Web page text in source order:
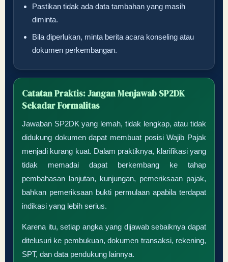
Pastikan tidak ada data tambahan yang masih
diminta.
Bila diperlukan, minta berita acara konseling atau
dokumen perkembangan.
Catatan Praktis: Jangan Menjawab SP2DK
Sekadar Formalitas
Jawaban SP2DK yang lemah, tidak lengkap, atau tidak
didukung dokumen dapat membuat posisi Wajib Pajak
menjadi kurang kuat. Dalam praktiknya, klarifikasi yang
tidak memadai dapat berkembang ke tahap
pembahasan lanjutan, kunjungan, pemeriksaan pajak,
bahkan pemeriksaan bukti permulaan apabila terdapat
indikasi yang lebih serius.
Karena itu, setiap angka yang dijawab sebaiknya dapat
ditelusuri ke pembukuan, dokumen transaksi, rekening,
SPT, dan data pendukung lainnya.